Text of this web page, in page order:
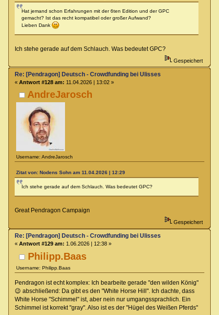
Hat jemand schon Erfahrungen mit der 6ten Edition und der GPC
gemacht? Ist das recht kompatibel oder großer Aufwand?
Lieben Dank
Ich stehe gerade auf dem Schlauch. Was bedeutet GPC?
Gespeichert
AndreJarosch
Username: AndreJarosch
Re: [Pendragon] Deutsch - Crowdfunding bei Ulisses
« Antwort #128 am: 11.04.2026 | 13:02 »
Zitat von: Nodens Sohn am 11.04.2026 | 12:29
Ich stehe gerade auf dem Schlauch. Was bedeutet GPC?
Great Pendragon Campaign
Gespeichert
Philipp.Baas
Username: Philipp.Baas
Re: [Pendragon] Deutsch - Crowdfunding bei Ulisses
« Antwort #129 am: 1.06.2026 | 12:38 »
Pendragon ist echt komplex: Ich bearbeite gerade "den wilden König"
😉 abschließend: Da gibt es den "White Horse Hill". Ich dachte, dass
White Horse "Schimmel" ist, aber nein nur umgangssprachlich. Ein
Schimmel ist korrekt "gray". Also ist es der "Hügel des Weißen Pferds"